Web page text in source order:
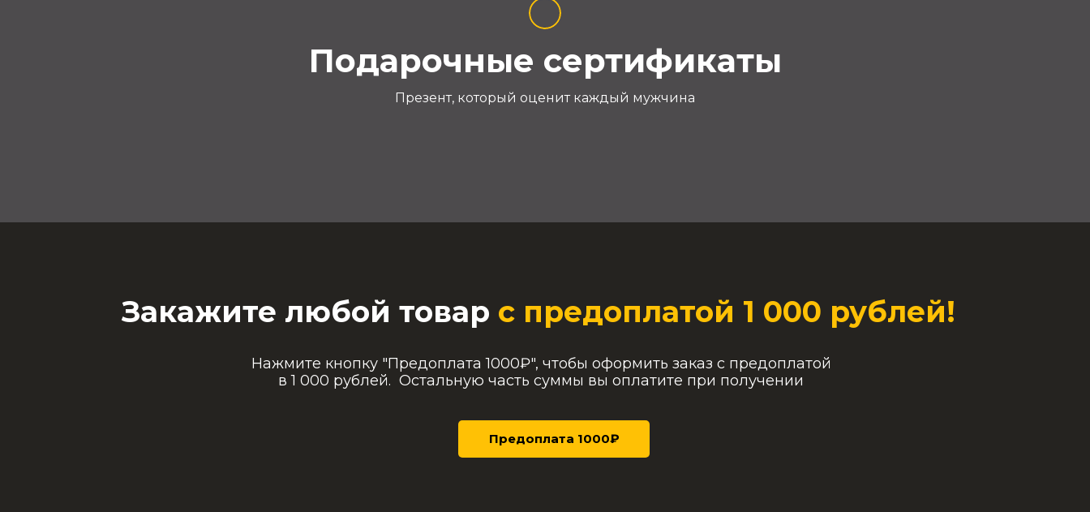
Подарочные сертификаты
Презент, который оценит каждый мужчина
Нажмите кнопку "Предоплата 1000₽", чтобы оформить заказ с предоплатой
в 1 000 рублей. Остальную часть суммы вы оплатите при получении
Предоплата 1000₽
Закажите любой товар с предоплатой 1 000 рублей!